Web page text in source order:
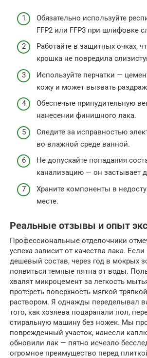
Обязательно используйте
FFP2 или FFP3 при шлифовке
Работайте в защитных очках,
крошка не повредила
Используйте перчатки —
кожу и может вызвать
Обеспечьте принудительную
нанесении финишного лака.
Следите за исправностью
во влажной среде ванной.
Не допускайте попадания
канализацию — он застывает
Храните компоненты в
месте.
Реальные отзывы и опыт
Профессиональные отделочники
успеха зависит от качества лака.
дешевый состав, через год в мокрых
появиться темные пятна от воды.
хвалят микроцемент за легкость
протереть поверхность мягкой
раствором. Я однажды переделывал
того, как хозяева поцарапали пол,
стиральную машину без ножек. Мы
поврежденный участок, нанесли
обновили лак — пятно исчезло
огромное преимущество перед